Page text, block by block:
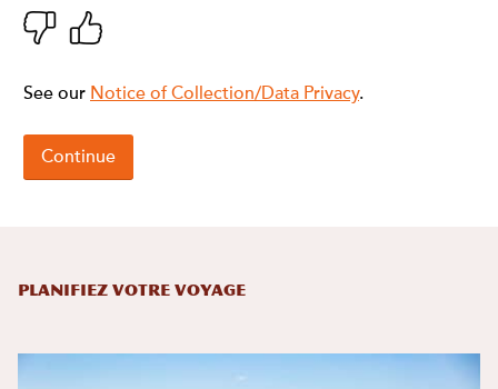
Planifiez votre voyage